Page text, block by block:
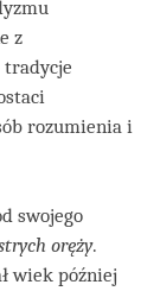
z
tradycje
rozumienia i
swojego
oręży.
wiek później